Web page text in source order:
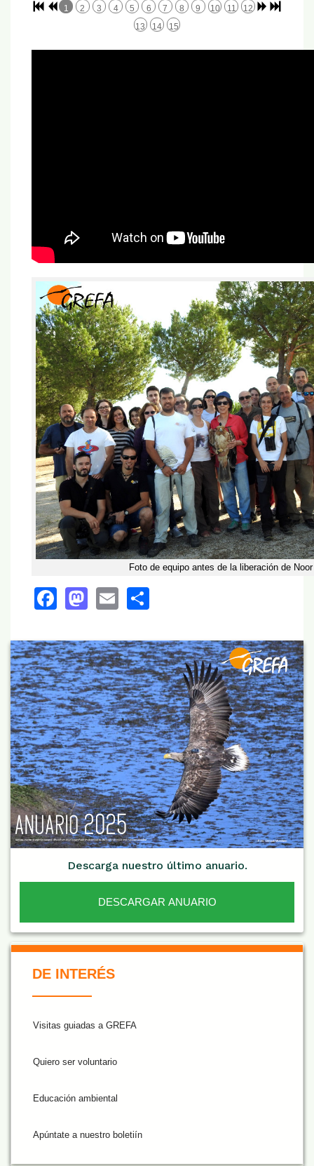
1 2 3 4 5 6 7 8 9 10 11
12
13
14 15
Foto de equipo antes de la liberación de Noor
Facebook
Mastodon
Email
Descarga nuestro último anuario.
DESCARGAR ANUARIO
De Interés NARANJA
DE INTERÉS
Visitas guiadas a GREFA
Quiero ser voluntario
Educación ambiental
Apúntate a nuestro boletiín